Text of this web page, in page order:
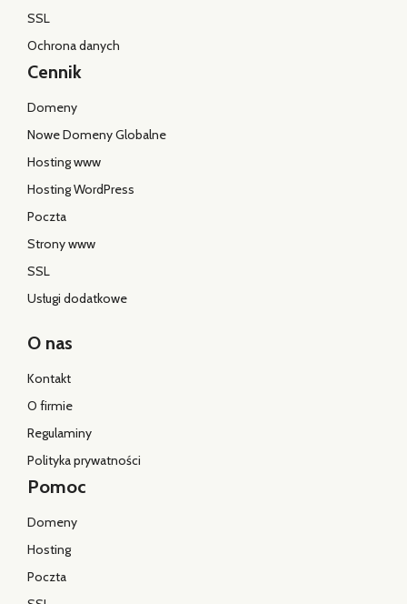
SSL
Ochrona danych
Cennik
Domeny
Nowe Domeny Globalne
Hosting www
Hosting WordPress
Poczta
Strony www
SSL
Usługi dodatkowe
O nas
Kontakt
O firmie
Regulaminy
Polityka prywatności
Pomoc
Domeny
Hosting
Poczta